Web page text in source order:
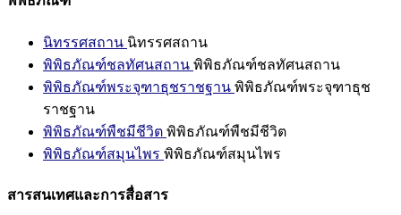
นิทรรศสถาน นิทรรศสถาน
พิพิธภัณฑ์ชลทัศนสถาน พิพิธภัณฑ์ชลทัศนสถาน
พิพิธภัณฑ์พระจุฑาธุชราชฐาน พิพิธภัณฑ์พระจุฑาธุช
ราชฐาน
พิพิธภัณฑ์พืชมีชีวิต พิพิธภัณฑ์พืชมีชีวิต
พิพิธภัณฑ์สมุนไพร พิพิธภัณฑ์สมุนไพร
สารสนเทศและการสื่อสาร